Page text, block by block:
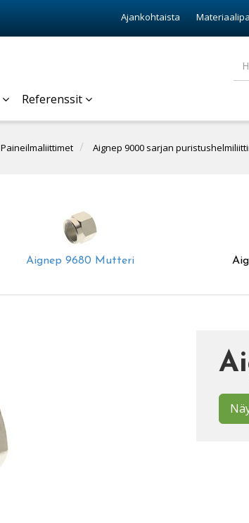
Ajankohtaista
Referenssit
Paineilmaliittimet Aignep 9000 sarjan
Aignep 9680 Mutteri